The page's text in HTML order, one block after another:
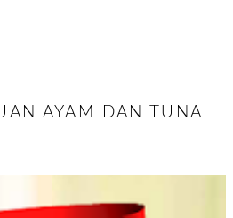
AYAM DAN TUNA